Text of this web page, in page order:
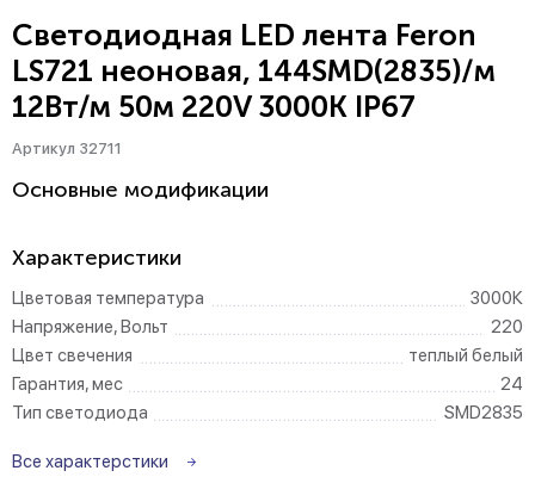
Cветодиодная LED лента Feron
LS721 неоновая, 144SMD(2835)/м
12Вт/м 50м 220V 3000K IP67
Артикул 32711
Основные модификации
Характеристики
Цветовая температура
3000К
Напряжение, Вольт
220
Цвет свечения
теплый белый
Гарантия, мес
24
Тип светодиода
SMD2835
Все характерстики